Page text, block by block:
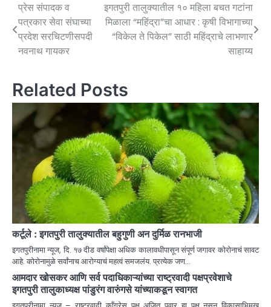
प्रेस संपादक व
पत्रकार सेवा संघाच्या
प्रदेश सरचिटणीसपदी
नवनाथ गायकर
इगतपुरी तालुक्यातील १० महिला बचत गटांना
मिळाला “महिंद्रा”चा आधार : कृषी विभागाच्या
“विकेल ते पिकेल” साठी महिंद्राचे लाभणार
साहाय्य
Related Posts
कर्टूले : इगतपुरी तालुक्यातील बहुगुणी अन दुर्मिळ रानभाजी
इगतपुरीनामा न्यूज, दि. १७ दीड वर्षांपेक्षा अधिक कालावधीपासून संपूर्ण जगावर कोरोनाचं सावट
आहे. कोरोनामुळे सर्वांनाच आरोग्याचं महत्वं समजलंय. प्रत्येक जण…
आमदार खोसकर आणि सर्व पदाधिकाऱ्यांच्या राष्ट्रवादी पक्षप्रवेशाचे
इगतपुरी तालुकाध्यक्ष पांडुरंग वारुंगसे यांच्याकडून स्वागत